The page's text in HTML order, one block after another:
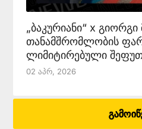
„ბაკურიანი“ x გიორგი
თანამშრომლობის
ლიმიტირებული
02 Აპრ, 2026